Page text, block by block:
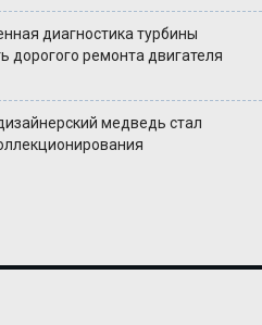
диагностика турбины
дорогого ремонта двигателя
медведь стал